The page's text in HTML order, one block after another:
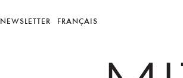
NEWSLETTER FRANÇAIS